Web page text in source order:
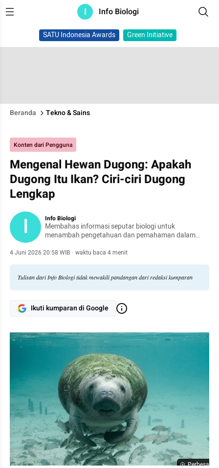
I Info Biologi
SATU Indonesia Awards Green Initiative
Beranda Tekno & Sains
Konten dari Pengguna
Mengenal Hewan Dugong: Apakah
Dugong Itu Ikan? Ciri-ciri Dugong
Lengkap
I Info Biologi
Membahas informasi seputar biologi untuk
menambah pengetahuan dan pemahaman dalam
4 Juni 2026 20:58 WIB · waktu baca 4 menit
Tulisan dari Info Biologi tidak mewakili pandangan dari redaksi kumparan
Ikuti kumparan di Google
Perbesar